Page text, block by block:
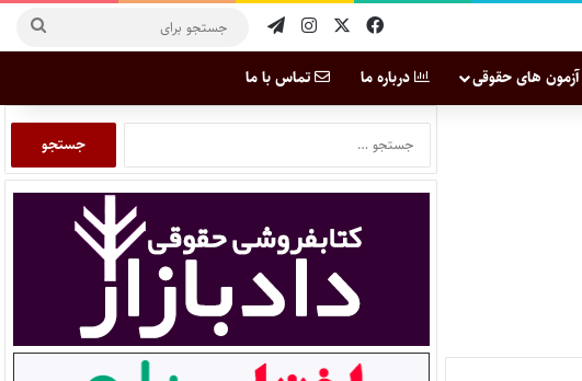
آزمون های حقوقی درباره ما تماس با ما